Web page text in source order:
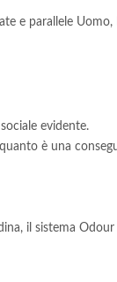
e parallele
evidente.
è una
il sistema